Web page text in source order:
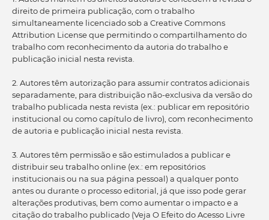
direito de primeira publicação, com o trabalho
simultaneamente licenciado sob a Creative Commons
Attribution License que permitindo o compartilhamento do
trabalho com reconhecimento da autoria do trabalho e
publicação inicial nesta revista.
2. Autores têm autorização para assumir contratos adicionais
separadamente, para distribuição não-exclusiva da versão do
trabalho publicada nesta revista (ex.: publicar em repositório
institucional ou como capítulo de livro), com reconhecimento
de autoria e publicação inicial nesta revista.
3. Autores têm permissão e são estimulados a publicar e
distribuir seu trabalho online (ex.: em repositórios
institucionais ou na sua página pessoal) a qualquer ponto
antes ou durante o processo editorial, já que isso pode gerar
alterações produtivas, bem como aumentar o impacto e a
citação do trabalho publicado (Veja O Efeito do Acesso Livre